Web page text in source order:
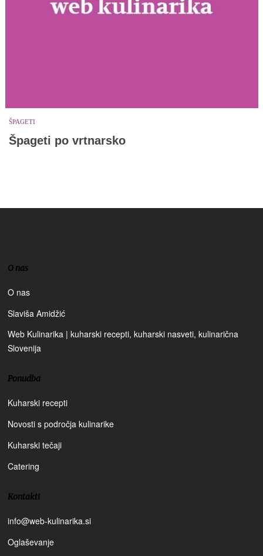
ŠPAGETI
Špageti po vrtnarsko
O nas
O nas
Slaviša Amidžić
Web Kulinarika | kuharski recepti, kuharski nasveti, kulinarična
Slovenija
Ponudba
Kuharski recepti
Novosti s področja kulinarike
Kuharski tečaji
Catering
Kontakti
info@web-kulinarika.si
Oglaševanje